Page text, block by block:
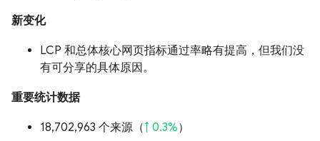
新变化
LCP 和总体核心网页指标通过率略有提高，但我们没
有可分享的具体原因。
重要统计数据
18,702,963 个来源（↑ 0.3%）